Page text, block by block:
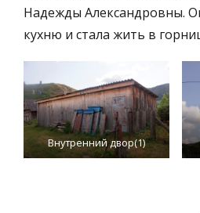
Надежды Александровны.
кухню и стала жить в
Внутренний двор(1)